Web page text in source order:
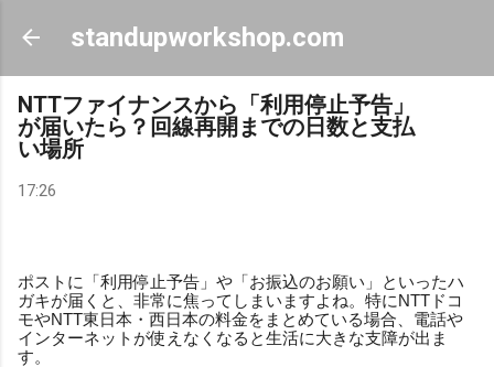
スキップしてメイン コンテンツに移動
standupworkshop.com
NTTファイナンスから「利用停止予告」
が届いたら？回線再開までの日数と支払
い場所
17:26
ポストに「利用停止予告」や「お振込のお願い」といったハ
ガキが届くと、非常に焦ってしまいますよね。特にNTTドコ
モやNTT東日本・西日本の料金をまとめている場合、電話や
インターネットが使えなくなると生活に大きな支障が出ま
す。